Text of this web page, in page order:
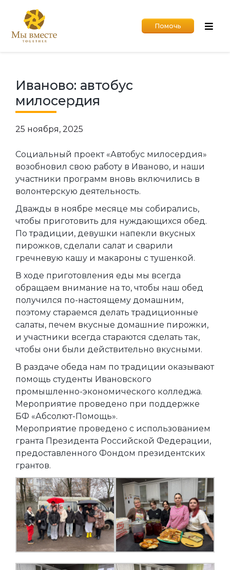
Помочь
Иваново: автобус
милосердия
25 ноября, 2025
Социальный проект «Автобус милосердия»
возобновил свою работу в Иваново, и наши
участники программ вновь включились в
волонтерскую деятельность.
Дважды в ноябре месяце мы собирались,
чтобы приготовить для нуждающихся обед.
По традиции, девушки напекли вкусных
пирожков, сделали салат и сварили
гречневую кашу и макароны с тушенкой.
В ходе приготовления еды мы всегда
обращаем внимание на то, чтобы наш обед
получился по-настоящему домашним,
поэтому стараемся делать традиционные
салаты, печем вкусные домашние пирожки,
и участники всегда стараются сделать так,
чтобы они были действительно вкусными.
В раздаче обеда нам по традиции оказывают
помощь студенты Ивановского
промышленно-экономического колледжа.
Мероприятие проведено при поддержке
БФ «Абсолют-Помощь».
Мероприятие проведено с использованием
гранта Президента Российской Федерации,
предоставленного Фондом президентских
грантов.